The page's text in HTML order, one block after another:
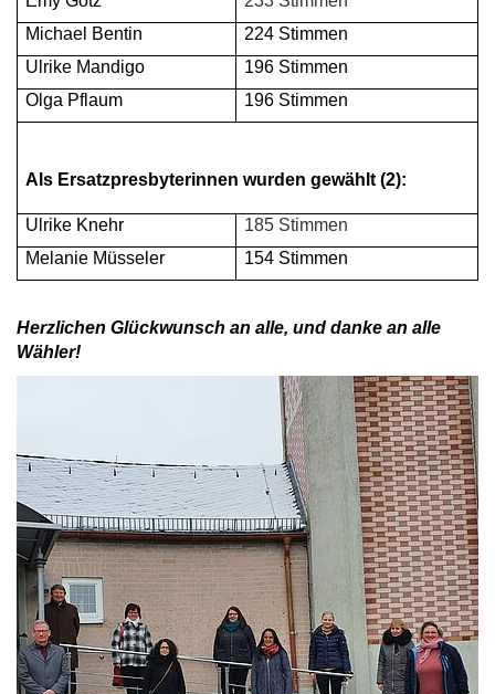
Michael Bentin
224 Stimmen
Ulrike Mandigo
196 Stimmen
Olga Pflaum
196 Stimmen
Als Ersatzpresbyterinnen wurden gewählt (2):
Ulrike Knehr
185 Stimmen
Melanie Müsseler
154 Stimmen
Herzlichen Glückwunsch an alle, und danke an alle
Wähler!